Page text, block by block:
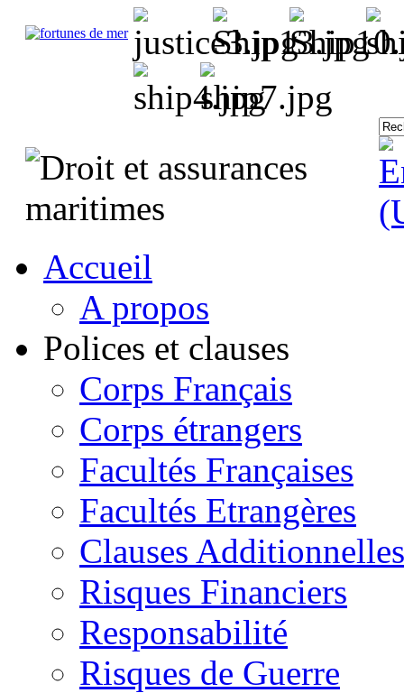
Accueil
A propos
Polices et clauses
Corps Français
Corps étrangers
Facultés Françaises
Facultés Etrangères
Clauses Additionnelles
Risques Financiers
Responsabilité
Risques de Guerre